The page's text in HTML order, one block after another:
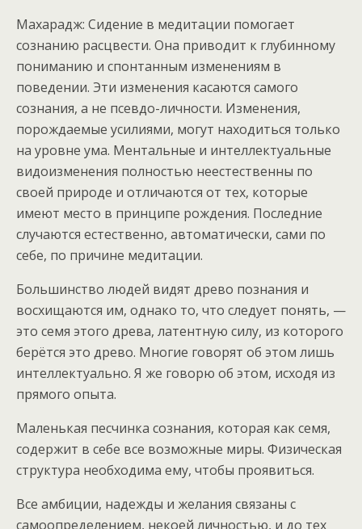
Махарадж: Сидение в медитации помогает
сознанию расцвести. Она приводит к глубинному
пониманию и спонтанным изменениям в
поведении. Эти изменения касаются самого
сознания, а не псевдо-личности. Изменения,
порождаемые усилиями, могут находиться только
на уровне ума. Ментальные и интеллектуальные
видоизменения полностью неестественны по
своей природе и отличаются от тех, которые
имеют место в принципе рождения. Последние
случаются естественно, автоматически, сами по
себе, по причине медитации.
Большинство людей видят древо познания и
восхищаются им, однако то, что следует понять, —
это семя этого древа, латентную силу, из которого
берётся это древо. Многие говорят об этом лишь
интеллектуально. Я же говорю об этом, исходя из
прямого опыта.
Маленькая песчинка сознания, которая как семя,
содержит в себе все возможные миры. Физическая
структура необходима ему, чтобы проявиться.
Все амбиции, надежды и желания связаны с
самоопределением, некоей личностью, и до тех